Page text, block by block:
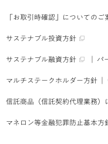
「お取引時確認」についてのご
サステナブル投資方針
サステナブル融資方針 パ
マルチステークホルダー方針
信託商品（信託契約代理業務）
マネロン等金融犯罪防止基本方